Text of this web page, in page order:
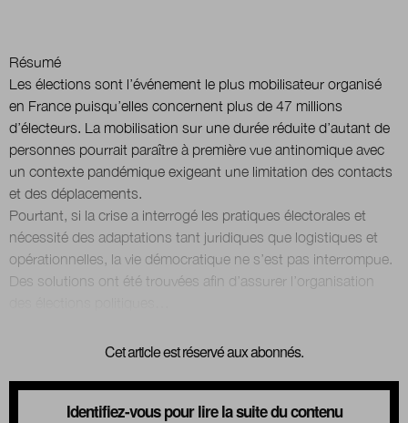
Nous suivre sur Twittersur LinkedIn
sur
Résumé
Les élections sont l’événement le plus mobilisateur organisé
en France puisqu’elles concernent plus de 47 millions
d’électeurs. La mobilisation sur une durée réduite d’autant de
personnes pourrait paraître à première vue antinomique avec
un contexte pandémique exigeant une limitation des contacts
et des déplacements.
Pourtant, si la crise a interrogé les pratiques électorales et
nécessité des adaptations tant juridiques que logistiques et
opérationnelles, la vie démocratique ne s’est pas interrompue.
Des solutions ont été trouvées afin d’assurer l’organisation
Cet article est réservé aux abonnés.
Identifiez-vous pour lire la suite du contenu